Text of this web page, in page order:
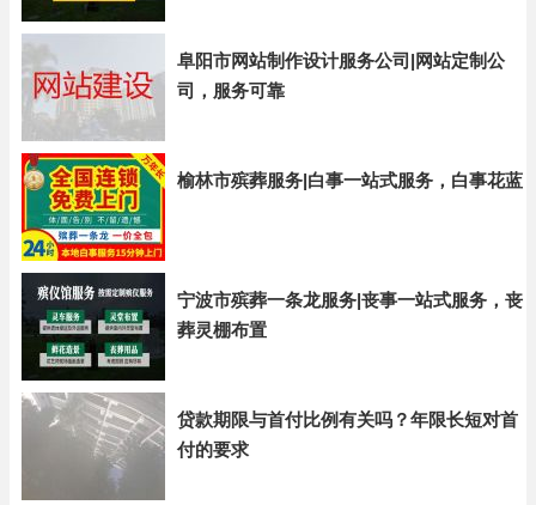
阜阳市网站制作设计服务公司|网站定制公
司，服务可靠
榆林市殡葬服务|白事一站式服务，白事花蓝
宁波市殡葬一条龙服务|丧事一站式服务，丧
葬灵棚布置
贷款期限与首付比例有关吗？年限长短对首
付的要求